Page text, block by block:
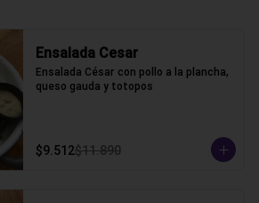
Ensalada Cesar
Ensalada César con pollo a la plancha,
queso gauda y totopos
$9.512$11.890